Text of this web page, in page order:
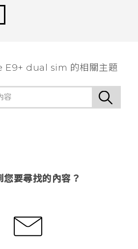
E9+ dual sim 的相關主題
您要尋找的內容？